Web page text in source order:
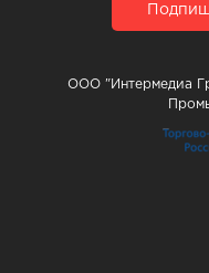
ООО "Интермедиа